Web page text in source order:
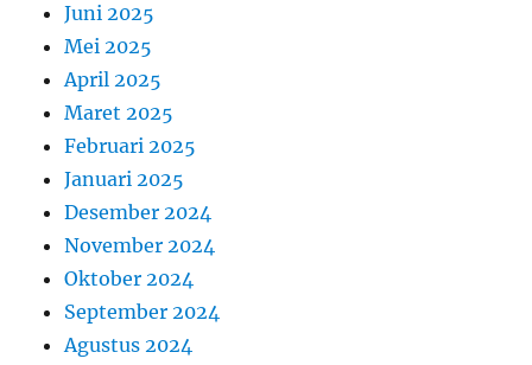
Juni 2025
Mei 2025
April 2025
Maret 2025
Februari 2025
Januari 2025
Desember 2024
November 2024
Oktober 2024
September 2024
Agustus 2024